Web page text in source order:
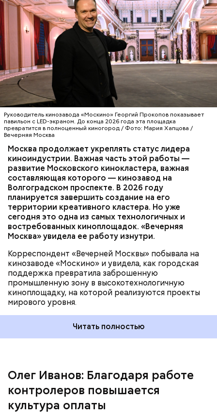
Руководитель кинозавода «Москино» Георгий Прокопов показывает
павильон с LED-экраном. До конца 2026 года эта площадка
превратится в полноценный киногород / Фото: Мария Хапцова /
Вечерняя Москва
Москва продолжает укреплять статус лидера
киноиндустрии. Важная часть этой работы —
развитие Московского кинокластера, важная
составляющая которого — кинозавод на
Волгоградском проспекте. В 2026 году
планируется завершить создание на его
территории креативного кластера. Но уже
сегодня это одна из самых технологичных и
востребованных киноплощадок. «Вечерняя
Москва» увидела ее работу изнутри.
Корреспондент «Вечерней Москвы» побывала на
кинозаводе «Москино» и увидела, как городская
поддержка превратила заброшенную
промышленную зону в высокотехнологичную
киноплощадку, на которой реализуются проекты
мирового уровня.
Сцена, которой нет
Читать полностью
ТЕХНОЛОГИИ КИНО
СЕРГЕЙ СОБЯНИН
МОСКИНО
Олег Иванов: Благодаря работе
контролеров повышается
культура оплаты
существовавшего ГБУ «Московские авиационные
услуги». Тогда перед городом стояли серьезные
вызовы, которые требовали системной работы.
Важное направление нашей работы — контроль
оплаты проезда. За последние два года число
безбилетников снизилось на 30 процентов
благодаря еженедельным усиленным проверкам.
Ежедневно более 600 контролеров работают в
наземном транспорте и метро.
Нашим большим проектом с 2015 года стала новая
модель работы по госконтрактам с коммерческими
перевозчиками. Вместо старых маршруток
появились современные автобусы,
соответствующие всем стандартам Московского
транспорта. Также благодаря работе наших
сотрудников в столице не осталось нелегальных
перевозчиков. Чтобы поездки были безопасными и
комфортными, мы проводим соответствующие
техосмотры городского транспорта.